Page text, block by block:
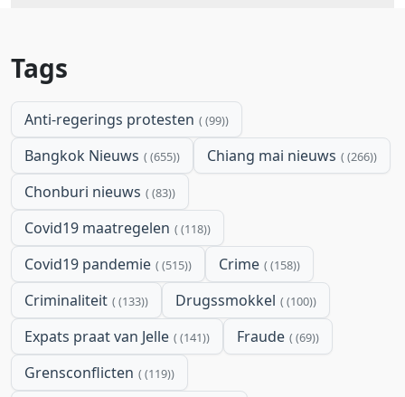
Tags
Anti-regerings protesten (99)
Bangkok Nieuws (655) Chiang mai nieuws (266)
Chonburi nieuws (83)
Covid19 maatregelen (118)
Covid19 pandemie (515) Crime (158)
Criminaliteit (133) Drugssmokkel (100)
Expats praat van Jelle (141) Fraude (69)
Grensconflicten (119)